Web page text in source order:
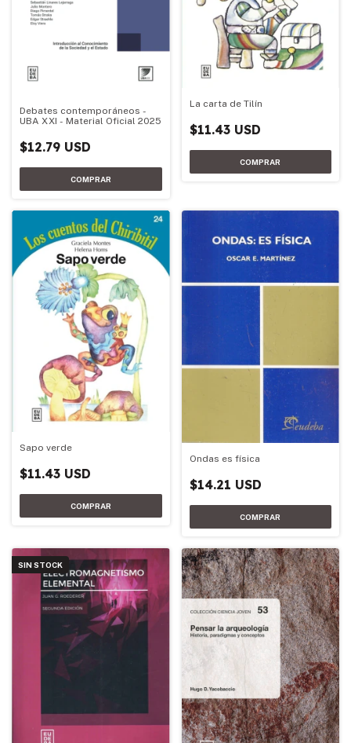
Debates contemporáneos -
UBA XXI - Material Oficial 2025
$12.79 USD
La carta de Tilín
$11.43 USD
Sapo verde
$11.43 USD
Ondas es física
$14.21 USD
SIN STOCK